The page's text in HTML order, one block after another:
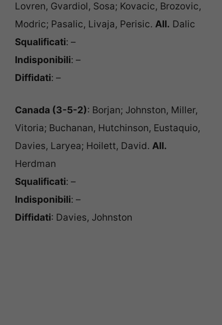
Lovren, Gvardiol, Sosa; Kovacic, Brozovic,
Modric; Pasalic, Livaja, Perisic. All. Dalic
Squalificati: –
Indisponibili: –
Diffidati: –
Canada (3-5-2): Borjan; Johnston, Miller,
Vitoria; Buchanan, Hutchinson, Eustaquio,
Davies, Laryea; Hoilett, David. All.
Herdman
Squalificati: –
Indisponibili: –
Diffidati: Davies, Johnston